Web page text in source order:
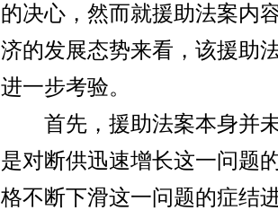
的决心，然而就援助法案内
济的发展态势来看，该援助
进一步考验。
首先，援助法案本身并未
是对断供迅速增长这一问题
格不断下滑这一问题的症结